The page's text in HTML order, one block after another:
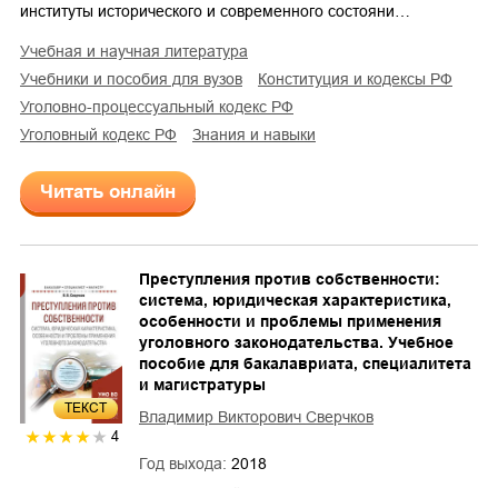
институты исторического и современного состояни…
учебная и научная литература
учебники и пособия для вузов
конституция и кодексы РФ
уголовно-процессуальный кодекс РФ
уголовный кодекс РФ
знания и навыки
Читать онлайн
ТЕКСТ
4
Преступления против собственности:
система, юридическая характеристика,
особенности и проблемы применения
уголовного законодательства. Учебное
пособие для бакалавриата, специалитета
и магистратуры
Владимир Викторович Сверчков
Год выхода: 2018